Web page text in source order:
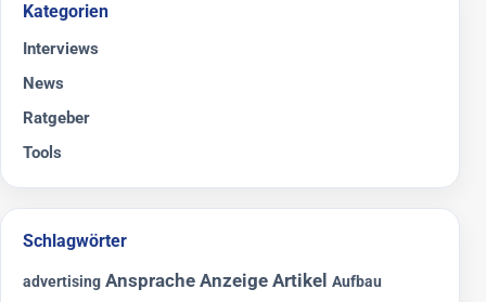
Kategorien
Interviews
News
Ratgeber
Tools
Schlagwörter
advertising Ansprache Anzeige Artikel Aufbau